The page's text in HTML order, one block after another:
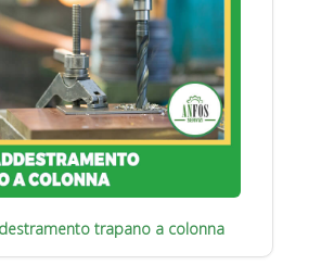
trapano a colonna